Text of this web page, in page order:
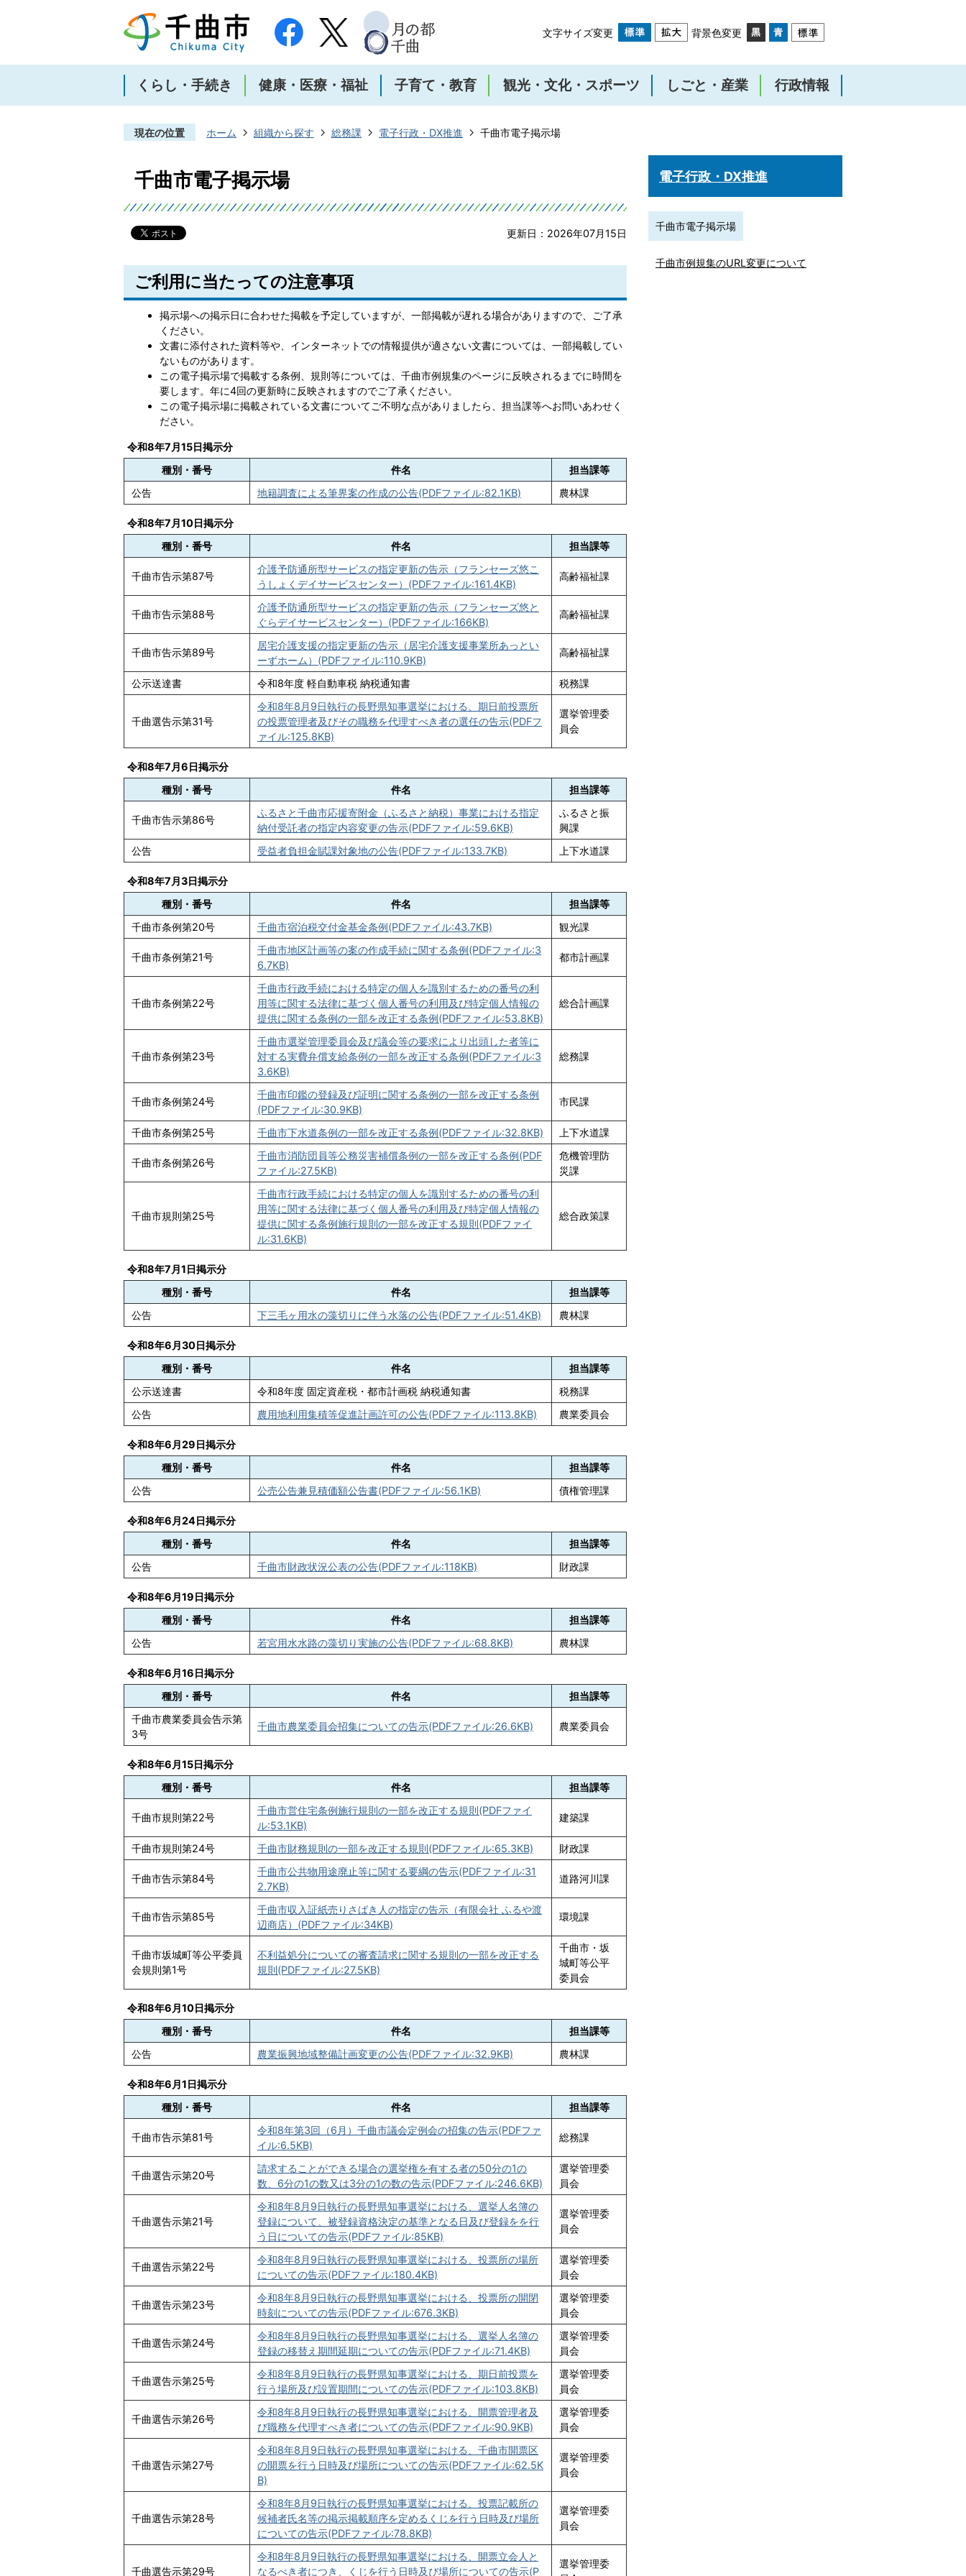
文字サイズ変更 背景色変更
くらし・手続き 健康・医療・福祉 子育て・教育 観光・文化・スポーツ しごと・産業 行政情報
現在の位置 ホーム 組織から探す 総務課 電子行政・DX推進 千曲市電子掲示場
千曲市電子掲示場
更新日：2026年07月15日
ご利用に当たっての注意事項
掲示場への掲示日に合わせた掲載を予定していますが、一部掲載が遅れる場合がありますので、ご了承
ください。
文書に添付された資料等や、インターネットでの情報提供が適さない文書については、一部掲載してい
ないものがあります。
この電子掲示場で掲載する条例、規則等については、千曲市例規集のページに反映されるまでに時間を
要します。年に4回の更新時に反映されますのでご了承ください。
この電子掲示場に掲載されている文書についてご不明な点がありましたら、担当課等へお問いあわせく
ださい。
令和8年7月15日掲示分
種別・番号
件名
担当課等
公告
地籍調査による筆界案の作成の公告(PDFファイル:82.1KB) 農林課
令和8年7月10日掲示分
種別・番号
件名 担当課等
千曲市告示第87号
介護予防通所型サービスの指定更新の告示（フランセーズ悠こ
うしょくデイサービスセンター）(PDFファイル:161.4KB)
高齢福祉課
千曲市告示第88号
介護予防通所型サービスの指定更新の告示（フランセーズ悠と
ぐらデイサービスセンター）(PDFファイル:166KB)
高齢福祉課
千曲市告示第89号
居宅介護支援の指定更新の告示（居宅介護支援事業所あっとい
ーずホーム）(PDFファイル:110.9KB)
高齢福祉課
公示送達書 令和8年度 軽自動車税 納税通知書 税務課
千曲選告示第31号
令和8年8月9日執行の長野県知事選挙における、期日前投票所
の投票管理者及びその職務を代理すべき者の選任の告示(PDFフ
ァイル:125.8KB)
選挙管理委
員会
令和8年7月6日掲示分
種別・番号
件名 担当課等
千曲市告示第86号
ふるさと千曲市応援寄附金（ふるさと納税）事業における指定
納付受託者の指定内容変更の告示(PDFファイル:59.6KB)
ふるさと振
興課
公告
受益者負担金賦課対象地の公告(PDFファイル:133.7KB) 上下水道課
令和8年7月3日掲示分
種別・番号
件名
担当課等
千曲市条例第20号
千曲市宿泊税交付金基金条例(PDFファイル:43.7KB) 観光課
千曲市条例第21号
千曲市地区計画等の案の作成手続に関する条例(PDFファイル:3
6.7KB)
都市計画課
千曲市条例第22号
千曲市行政手続における特定の個人を識別するための番号の利
用等に関する法律に基づく個人番号の利用及び特定個人情報の
提供に関する条例の一部を改正する条例(PDFファイル:53.8KB)
総合計画課
千曲市条例第23号
千曲市選挙管理委員会及び議会等の要求により出頭した者等に
対する実費弁償支給条例の一部を改正する条例(PDFファイル:3
3.6KB)
総務課
千曲市条例第24号
千曲市印鑑の登録及び証明に関する条例の一部を改正する条例
(PDFファイル:30.9KB)
市民課
千曲市条例第25号 千曲市下水道条例の一部を改正する条例(PDFファイル:32.8KB) 上下水道課
千曲市条例第26号
千曲市消防団員等公務災害補償条例の一部を改正する条例(PDF
ファイル:27.5KB)
危機管理防
災課
千曲市規則第25号
千曲市行政手続における特定の個人を識別するための番号の利
用等に関する法律に基づく個人番号の利用及び特定個人情報の
提供に関する条例施行規則の一部を改正する規則(PDFファイ
ル:31.6KB)
総合政策課
令和8年7月1日掲示分
種別・番号
件名
担当課等
公告
下三毛ヶ用水の藻切りに伴う水落の公告(PDFファイル:51.4KB) 農林課
令和8年6月30日掲示分
種別・番号
件名
担当課等
公示送達書
令和8年度 固定資産税・都市計画税 納税通知書
税務課
公告
農用地利用集積等促進計画許可の公告(PDFファイル:113.8KB) 農業委員会
令和8年6月29日掲示分
種別・番号
件名
担当課等
公告
公売公告兼見積価額公告書(PDFファイル:56.1KB) 債権管理課
令和8年6月24日掲示分
種別・番号
件名
担当課等
公告
千曲市財政状況公表の公告(PDFファイル:118KB) 財政課
令和8年6月19日掲示分
種別・番号
件名
担当課等
公告
若宮用水水路の藻切り実施の公告(PDFファイル:68.8KB) 農林課
令和8年6月16日掲示分
種別・番号
件名
担当課等
千曲市農業委員会告示第
3号
千曲市農業委員会招集についての告示(PDFファイル:26.6KB) 農業委員会
令和8年6月15日掲示分
種別・番号
件名 担当課等
千曲市規則第22号
千曲市営住宅条例施行規則の一部を改正する規則(PDFファイ
ル:53.1KB)
建築課
千曲市規則第24号 千曲市財務規則の一部を改正する規則(PDFファイル:65.3KB) 財政課
千曲市告示第84号
千曲市公共物用途廃止等に関する要綱の告示(PDFファイル:31
2.7KB)
道路河川課
千曲市告示第85号
千曲市収入証紙売りさばき人の指定の告示（有限会社 ふるや渡
辺商店）(PDFファイル:34KB)
環境課
千曲市坂城町等公平委員
会規則第1号
不利益処分についての審査請求に関する規則の一部を改正する
規則(PDFファイル:27.5KB)
千曲市・坂
城町等公平
委員会
令和8年6月10日掲示分
種別・番号
件名
担当課等
公告
農業振興地域整備計画変更の公告(PDFファイル:32.9KB) 農林課
令和8年6月1日掲示分
種別・番号
件名 担当課等
千曲市告示第81号
令和8年第3回（6月）千曲市議会定例会の招集の告示(PDFファ
イル:6.5KB)
総務課
千曲選告示第20号
請求することができる場合の選挙権を有する者の50分の1の
数、6分の1の数又は3分の1の数の告示(PDFファイル:246.6KB)
選挙管理委
員会
千曲選告示第21号
令和8年8月9日執行の長野県知事選挙における、選挙人名簿の
登録について、被登録資格決定の基準となる日及び登録をを行
う日についての告示(PDFファイル:85KB)
選挙管理委
員会
千曲選告示第22号
令和8年8月9日執行の長野県知事選挙における、投票所の場所
についての告示(PDFファイル:180.4KB)
選挙管理委
員会
千曲選告示第23号
令和8年8月9日執行の長野県知事選挙における、投票所の開閉
時刻についての告示(PDFファイル:676.3KB)
選挙管理委
員会
千曲選告示第24号
令和8年8月9日執行の長野県知事選挙における、選挙人名簿の
登録の移替え期間延期についての告示(PDFファイル:71.4KB)
選挙管理委
員会
千曲選告示第25号
令和8年8月9日執行の長野県知事選挙における、期日前投票を
行う場所及び設置期間についての告示(PDFファイル:103.8KB)
選挙管理委
員会
千曲選告示第26号
令和8年8月9日執行の長野県知事選挙における、開票管理者及
び職務を代理すべき者についての告示(PDFファイル:90.9KB)
選挙管理委
員会
千曲選告示第27号
令和8年8月9日執行の長野県知事選挙における、千曲市開票区
の開票を行う日時及び場所についての告示(PDFファイル:62.5K
B)
選挙管理委
員会
千曲選告示第28号
令和8年8月9日執行の長野県知事選挙における、投票記載所の
候補者氏名等の掲示掲載順序を定めるくじを行う日時及び場所
についての告示(PDFファイル:78.8KB)
選挙管理委
員会
千曲選告示第29号
令和8年8月9日執行の長野県知事選挙における、開票立会人と
なるべき者につき、くじを行う日時及び場所についての告示(P
選挙管理委
電子行政・DX推進
千曲市電子掲示場
千曲市例規集のURL変更について